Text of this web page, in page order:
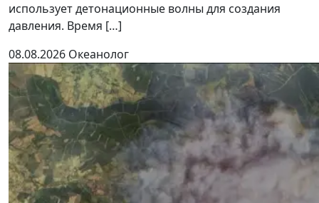
использует детонационные волны для создания
давления. Время […]
08.08.2026 Океанолог